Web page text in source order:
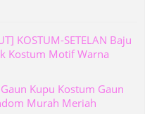
KOSTUM-SETELAN Baju
Kostum Motif Warna
Kupu Kostum Gaun
Murah Meriah